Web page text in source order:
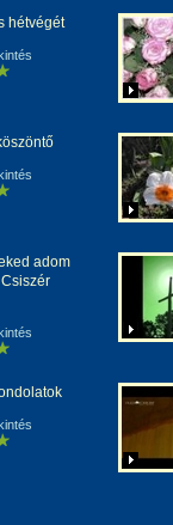
hétvégét
adom